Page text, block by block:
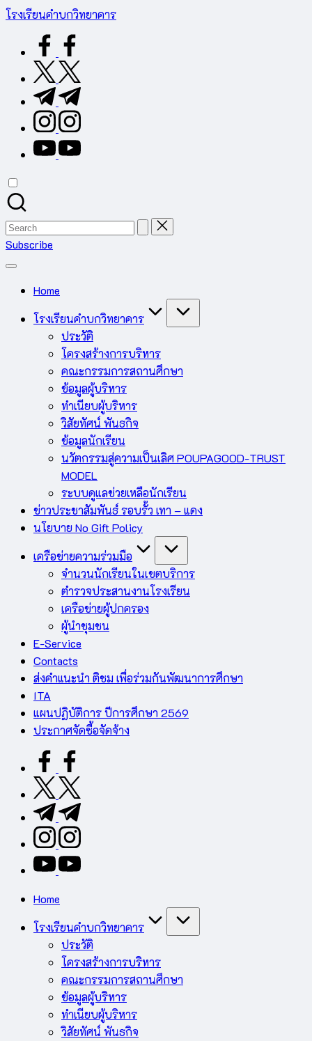
Skip
content
โรงเรียนคำบกวิทยาคาร
อ.คำชะอี
จ.มุกดาหาร
สำนักงาน
เขต
การ
ศึกษา
มุกดาหาร
facebook.com
twitter.com
t.me
instagram.com
youtube.com
Search
for:
Subscribe
Home
โรงเรียนคำบกวิทยาคาร
ประวัติ
โครงสร้างการบริหาร
คณะกรรมการสถานศึกษา
ข้อมูลผู้บริหาร
ทำเนียบผู้บริหาร
วิสัยทัศน์ พันธกิจ
ข้อมูลนักเรียน
นวัตกรรมสู่ความเป็นเลิศ POUPAGOOD-TRUST
MODEL
ระบบดูแลช่วยเหลือนักเรียน
ข่าวประชาสัมพันธ์ รอบรั้ว เทา – แดง
นโยบาย No Gift Policy
เครือข่ายความร่วมมือ
จำนวนนักเรียนในเขตบริการ
ตำรวจประสานงานโรงเรียน
เครือข่ายผู้ปกครอง
ผู้นำชุมชน
E-Service
Contacts
ส่งคำแนะนำ ติชม เพื่อร่วมกันพัฒนาการศึกษา
ITA
แผนปฏิบัติการ ปีการศึกษา 2569
ประกาศจัดซื้อจัดจ้าง
facebook.com
twitter.com
t.me
instagram.com
youtube.com
Home
โรงเรียนคำบกวิทยาคาร
ประวัติ
โครงสร้างการบริหาร
คณะกรรมการสถานศึกษา
ข้อมูลผู้บริหาร
ทำเนียบผู้บริหาร
วิสัยทัศน์ พันธกิจ